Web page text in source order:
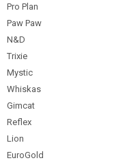
Pro Plan
Paw Paw
N&D
Trixie
Mystic
Whiskas
Gimcat
Reflex
Lion
EuroGold